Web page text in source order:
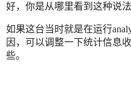
好，你是从哪里看到这种说
如果这台当时就是在运行
因，可以调整一下统计信息
些。